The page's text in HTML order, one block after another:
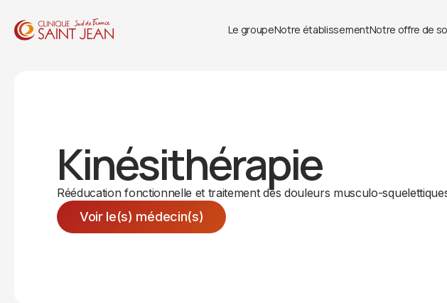
Le groupeNotre établissementNotre offre de
Kinésithérapie
Rééducation fonctionnelle et traitement des douleurs musculo-
Voir le(s) médecin(s)